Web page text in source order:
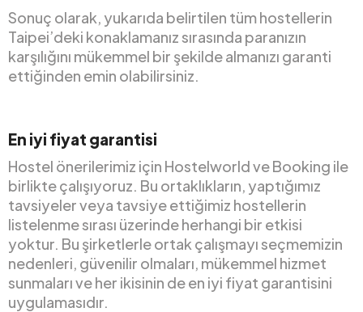
Sonuç olarak, yukarıda belirtilen tüm hostellerin
Taipei’deki konaklamanız sırasında paranızın
karşılığını mükemmel bir şekilde almanızı garanti
ettiğinden emin olabilirsiniz.
En iyi fiyat garantisi
Hostel önerilerimiz için Hostelworld ve Booking ile
birlikte çalışıyoruz. Bu ortaklıkların, yaptığımız
tavsiyeler veya tavsiye ettiğimiz hostellerin
listelenme sırası üzerinde herhangi bir etkisi
yoktur. Bu şirketlerle ortak çalışmayı seçmemizin
nedenleri, güvenilir olmaları, mükemmel hizmet
sunmaları ve her ikisinin de en iyi fiyat garantisini
uygulamasıdır.